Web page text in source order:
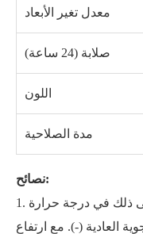
معدل تغير الأبعاد
صلابة (24 ساعة)
اللون
مدة الصلاحية
نصائح:
1. يشير وقت العمل المذكور أعلاه إلى ذلك في درجة حرارة
الجوية العادية (‐). مع ارتفاع